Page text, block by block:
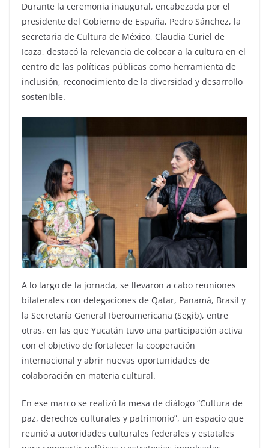
Durante la ceremonia inaugural, encabezada por el
presidente del Gobierno de España, Pedro Sánchez, la
secretaria de Cultura de México, Claudia Curiel de
Icaza, destacó la relevancia de colocar a la cultura en el
centro de las políticas públicas como herramienta de
inclusión, reconocimiento de la diversidad y desarrollo
sostenible.
A lo largo de la jornada, se llevaron a cabo reuniones
bilaterales con delegaciones de Qatar, Panamá, Brasil y
la Secretaría General Iberoamericana (Segib), entre
otras, en las que Yucatán tuvo una participación activa
con el objetivo de fortalecer la cooperación
internacional y abrir nuevas oportunidades de
colaboración en materia cultural.
En ese marco se realizó la mesa de diálogo “Cultura de
paz, derechos culturales y patrimonio”, un espacio que
reunió a autoridades culturales federales y estatales